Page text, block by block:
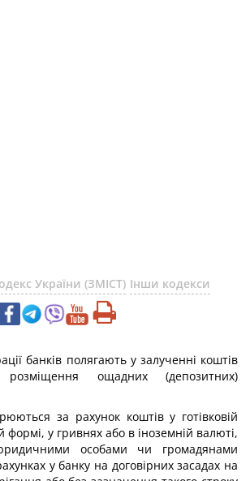
України (ЗМІСТ) Інши кодекси
банків полягають у залученні коштів
ощадних (депозитних)
за рахунок коштів у готівковій
формі, у гривнях або в іноземній валюті,
особами чи громадянами
у банку на договірних засадах на